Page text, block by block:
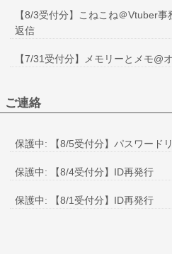
【8/3受付分】こねこね＠Vtuber
返信
【7/31受付分】メモリーとメモ@
ご連絡
保護中: 【8/5受付分】パスワード
保護中: 【8/4受付分】ID再発行
保護中: 【8/1受付分】ID再発行